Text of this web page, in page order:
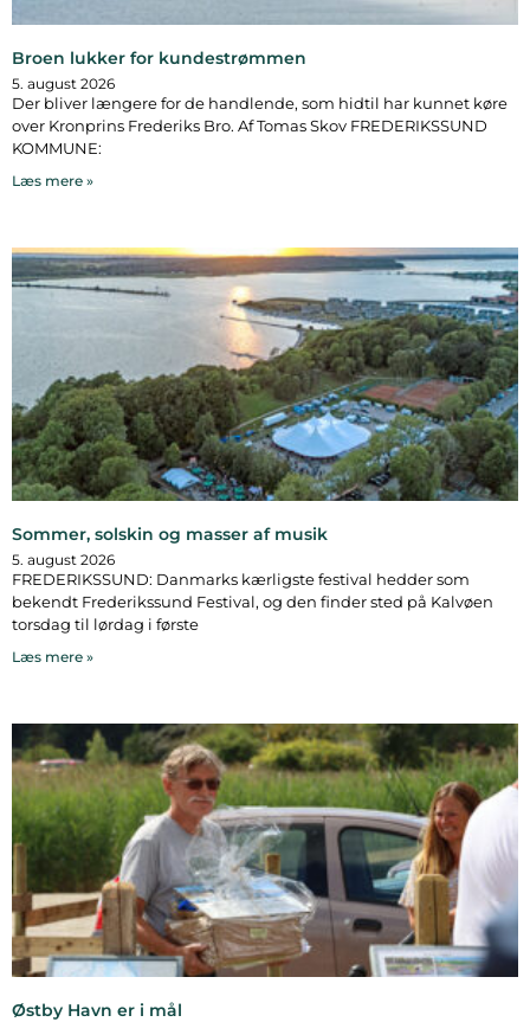
Broen lukker for kundestrømmen
5. august 2026
Der bliver længere for de handlende, som hidtil har kunnet køre
over Kronprins Frederiks Bro. Af Tomas Skov FREDERIKSSUND
KOMMUNE:
Læs mere »
Sommer, solskin og masser af musik
5. august 2026
FREDERIKSSUND: Danmarks kærligste festival hedder som
bekendt Frederikssund Festival, og den finder sted på Kalvøen
torsdag til lørdag i første
Læs mere »
Østby Havn er i mål